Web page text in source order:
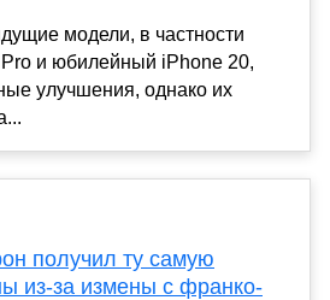
модели, в частности
и юбилейный iPhone 20,
улучшения, однако их
получил ту самую
из-за измены с франко-